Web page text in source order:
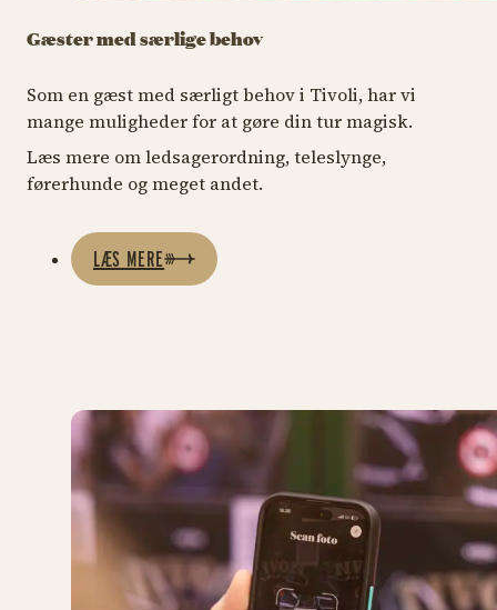
Gæster med særlige behov
Som en gæst med særligt behov i Tivoli, har vi
mange muligheder for at gøre din tur magisk.
Læs mere om ledsagerordning, teleslynge,
førerhunde og meget andet.
LÆS MERE